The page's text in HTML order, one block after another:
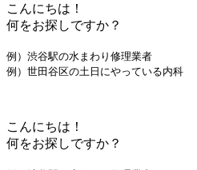
こんにちは！
何をお探しですか？
例）渋谷駅の水まわり修理業者
例）世田谷区の土日にやっている内科
こんにちは！
何をお探しですか？